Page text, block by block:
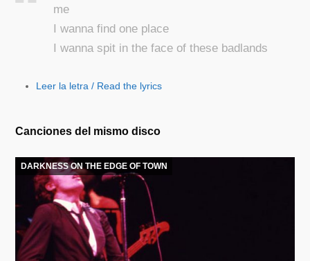
me
I wanna find one place
I wanna spit in the face of these badlands
Leer la letra / Read the lyrics
Canciones del mismo disco
DARKNESS ON THE EDGE OF TOWN